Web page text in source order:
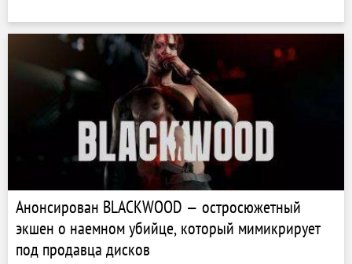
Анонсирован BLACKWOOD — остросюжетный
экшен о наемном убийце, который мимикрирует
под продавца дисков